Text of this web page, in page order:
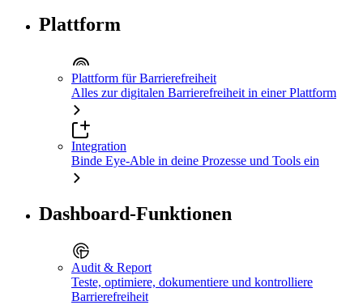
Plattform
Plattform für Barrierefreiheit
Alles zur digitalen Barrierefreiheit in einer Plattform
Integration
Binde Eye-Able in deine Prozesse und Tools ein
Dashboard-Funktionen
Audit & Report
Teste, optimiere, dokumentiere und kontrolliere
Barrierefreiheit